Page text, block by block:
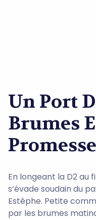
Un Port
Brumes
En longeant la D2 au
s’évade soudain du
Estèphe. Petite
par les brumes